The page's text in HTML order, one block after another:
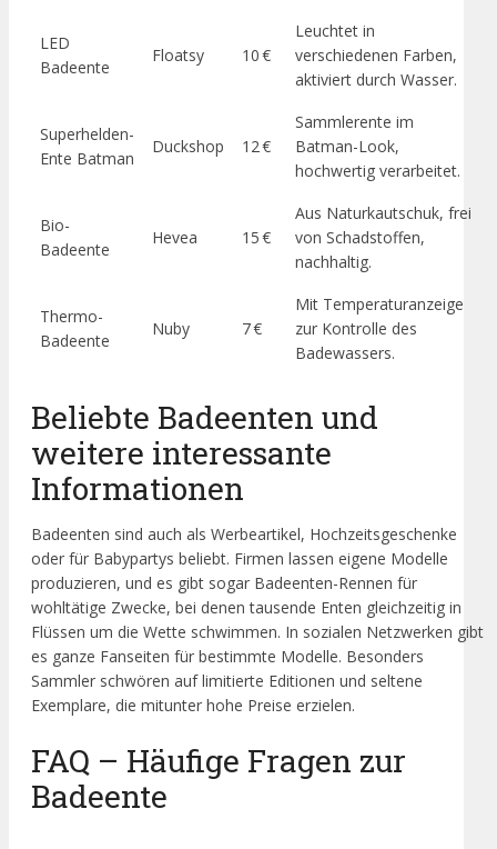
LED
Badeente
Floatsy 10 €
Leuchtet in
verschiedenen Farben,
aktiviert durch Wasser.
Superhelden-
Ente Batman
Duckshop 12 €
Sammlerente im
Batman-Look,
hochwertig verarbeitet.
Bio-
Badeente
Hevea 15 €
Aus Naturkautschuk, frei
von Schadstoffen,
nachhaltig.
Thermo-
Badeente
Nuby 7 €
Mit Temperaturanzeige
zur Kontrolle des
Badewassers.
Beliebte Badeenten und
weitere interessante
Informationen
Badeenten sind auch als Werbeartikel, Hochzeitsgeschenke
oder für Babypartys beliebt. Firmen lassen eigene Modelle
produzieren, und es gibt sogar Badeenten-Rennen für
wohltätige Zwecke, bei denen tausende Enten gleichzeitig in
Flüssen um die Wette schwimmen. In sozialen Netzwerken gibt
es ganze Fanseiten für bestimmte Modelle. Besonders
Sammler schwören auf limitierte Editionen und seltene
Exemplare, die mitunter hohe Preise erzielen.
FAQ – Häufige Fragen zur
Badeente